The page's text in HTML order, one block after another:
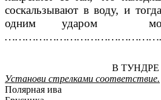
соскальзывают в воду, и
одним ударом
В ТУНДРЕ
Установи стрелками соответствие.
Полярная ива